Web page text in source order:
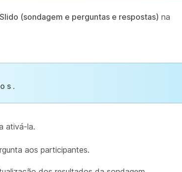
Slido (sondagem e perguntas e respostas) na
s .
ativá-la.
aos participantes.